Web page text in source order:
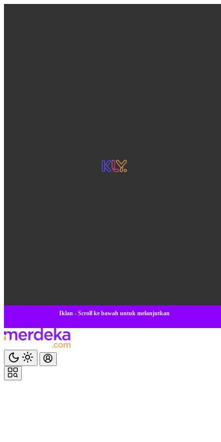
Iklan - Scroll ke bawah untuk melanjutkan